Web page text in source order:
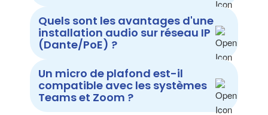
Quels sont les avantages d'une
installation audio sur réseau IP
(Dante/PoE) ?
Un micro de plafond est-il
compatible avec les systèmes
Teams et Zoom ?